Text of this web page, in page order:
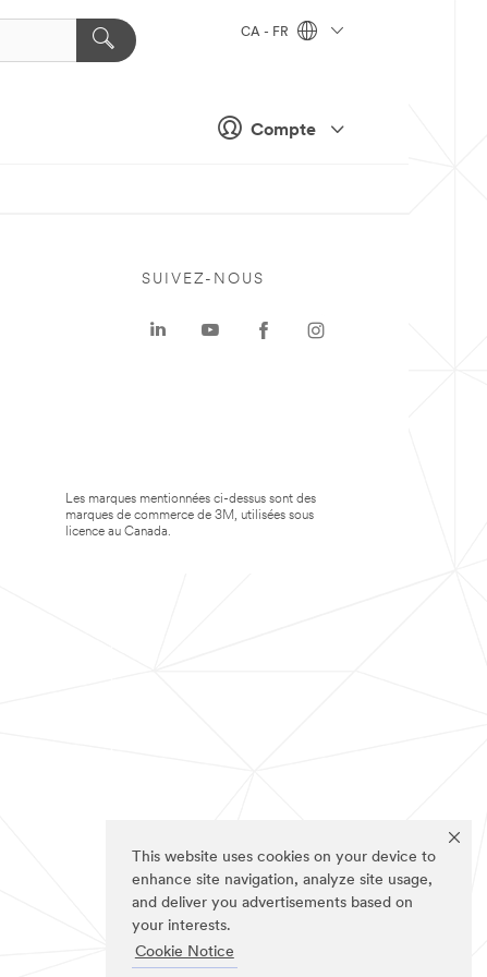
This website uses cookies on your device to
enhance site navigation, analyze site usage,
and deliver you advertisements based on
your interests.
Cookie Notice
Compte
CA - FR
SUIVEZ-NOUS
Les marques mentionnées ci-dessus sont des
marques de commerce de 3M, utilisées sous
licence au Canada.